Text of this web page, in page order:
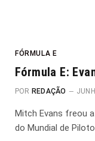
FÓRMULA E
Fórmula E:
POR REDAÇÃO
Mitch Evans freou
do Mundial de